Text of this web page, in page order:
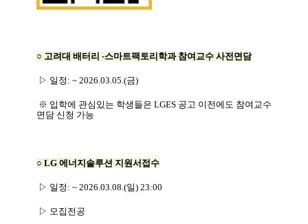
○ 고려대 배터리 -스마트팩토리학과 참여교수 사전면담
▷ 일정 : ~ 2026.03.05.(금)
※ 입학에 관심있는 학생들은 LGES 공고 이전에도 참여교수
면담 신청 가능
○ LG 에너지솔루션 지원서접수
▷ 일정 : ~ 2026.03.08.(일) 23:00
▷ 모집전공